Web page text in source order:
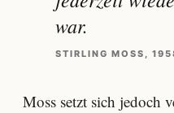
war.
STIRLING MOSS,
Moss setzt sich jedoch